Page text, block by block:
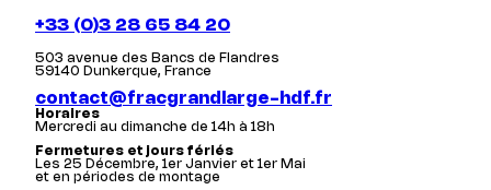
+33 (0)3 28 65 84 20
503 avenue des Bancs de Flandres
59140 Dunkerque, France
contact@fracgrandlarge-hdf.fr
Horaires
Mercredi au dimanche de 14h à 18h
Fermetures et jours fériés
Les 25 Décembre, 1er Janvier et 1er Mai
et en périodes de montage